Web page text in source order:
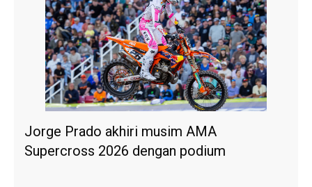
Jorge Prado akhiri musim AMA
Supercross 2026 dengan podium